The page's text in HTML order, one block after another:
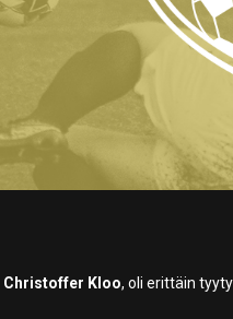
Christoffer Kloo, oli erittäin